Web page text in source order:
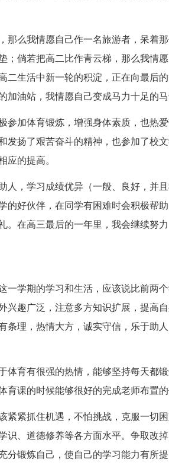
那么我情愿自己作一名旅游者，呆着
；倘若把高二比作青云梯，那么我情
二生活中新一轮的积淀，正在向最后
加油站，我情愿自己变成马力十足的
参加体育锻炼，增强身体素质，也热
发扬了艰苦奋斗的精神，也参加了校
应的提高。
人，学习成绩优异（一般、良好，并
的好伙伴，在同学有困难时会积极帮
。在高三最后的一年里，我会继续努
一学期的学习和生活，应该说比前两
兴趣广泛，注意多方知识扩展，提高
条理，热情大方，诚实守信，乐于助
体育有很强的热情，能够坚持每天都
育课的时候能够很好的完成老师布置
紧紧抓住机遇，不怕挑战，克服一切
识、道德修养等各方面水平。争取改
分锻炼自己，使自己的学习能力有所